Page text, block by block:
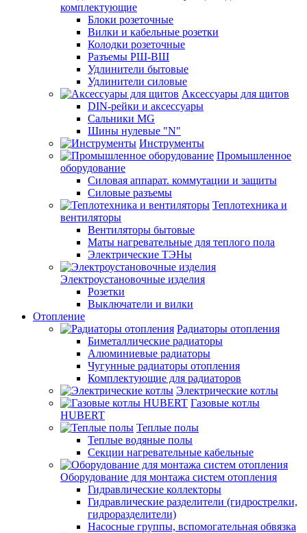
комплектующие
Блоки розеточные
Вилки и кабельные розетки
Колодки розеточные
Разъемы РШ-ВШ
Удлинители бытовые
Удлинители силовые
Аксессуары для щитов
DIN-рейки и аксессуары
Сальники MG
Шины нулевые "N"
Инструменты
Промышленное
оборудование
Силовая аппарат. коммутации и защиты
Силовые разъемы
Теплотехника и
вентиляторы
Вентиляторы бытовые
Маты нагревательные для теплого пола
Электрические ТЭНы
Электроустановочные изделия
Розетки
Выключатели и вилки
Отопление
Радиаторы отопления
Биметаллические радиаторы
Алюминиевые радиаторы
Чугунные радиаторы отопления
Комплектующие для радиаторов
Электрические котлы
Газовые котлы
HUBERT
Теплые полы
Теплые водяные полы
Секции нагревательные кабельные
Оборудование для монтажа систем отопления
Гидравлические коллекторы
Гидравлические разделители (гидрострелки,
гидроразделители)
Насосные группы, вспомогательная обвязка